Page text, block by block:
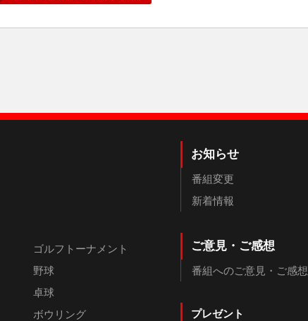
ゴルフトーナメント
野球
卓球
ボウリング
お知らせ
番組変更
新着情報
ご意見・ご感想
番組へのご意見・ご感想
プレゼント